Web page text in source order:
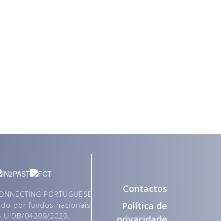
Contactos
Política de
PORTUGUESE
por fundos nacionais
04209/2020,